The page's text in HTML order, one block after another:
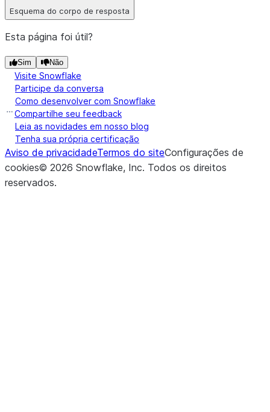
Esquema do corpo de resposta
Esta página foi útil?
Sim Não
Visite Snowflake
Participe da conversa
Como desenvolver com Snowflake
Compartilhe seu feedback
Leia as novidades em nosso blog
Tenha sua própria certificação
Aviso de privacidadeTermos do siteConfigurações de
cookies© 2026 Snowflake, Inc. Todos os direitos
reservados.